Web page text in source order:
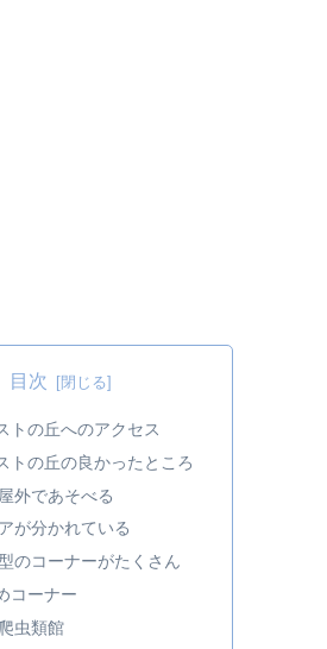
目次
トの丘へのアクセス
トの丘の良かったところ
外であそべる
が分かれている
のコーナーがたくさん
コーナー
虫類館